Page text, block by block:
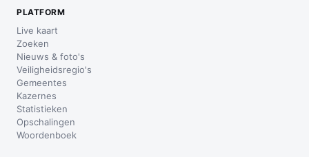
PLATFORM
Live kaart
Zoeken
Nieuws & foto's
Veiligheidsregio's
Gemeentes
Kazernes
Statistieken
Opschalingen
Woordenboek